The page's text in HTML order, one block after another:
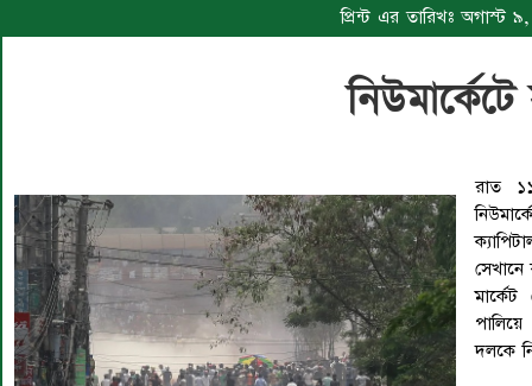
প্রিন্ট এর তারিখঃ
রাত
দলকে